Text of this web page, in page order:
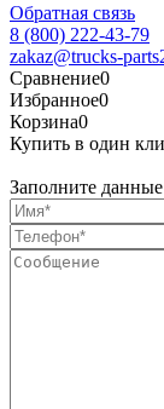
Обратная связь
8 (800) 222-43-79
zakaz@trucks-
Сравнение0
Избранное0
Корзина0
Купить в один
Заполните данные